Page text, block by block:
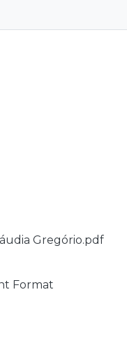
Gregório.pdf
Format